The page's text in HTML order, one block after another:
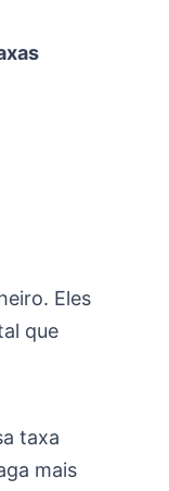
Eles
que
taxa
mais